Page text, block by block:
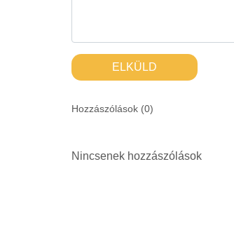
ELKÜLD
Hozzászólások (0)
Nincsenek hozzászólások